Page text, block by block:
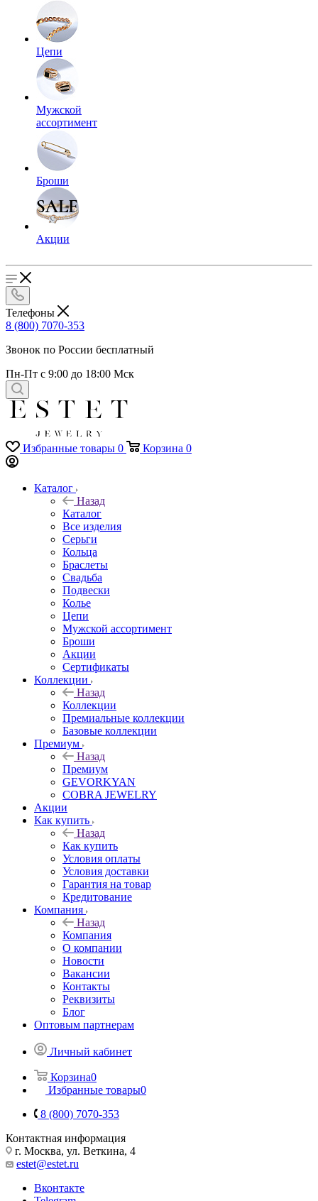
Цепи
Мужской
ассортимент
Броши
Акции
Телефоны
8 (800) 7070-353
Звонок по России бесплатный
Пн-Пт с 9:00 до 18:00 Мск
Избранные товары 0 Корзина 0
Каталог
Назад
Каталог
Все изделия
Серьги
Кольца
Браслеты
Свадьба
Подвески
Колье
Цепи
Мужской ассортимент
Броши
Акции
Сертификаты
Коллекции
Назад
Коллекции
Премиальные коллекции
Базовые коллекции
Премиум
Назад
Премиум
GEVORKYAN
COBRA JEWELRY
Акции
Как купить
Назад
Как купить
Условия оплаты
Условия доставки
Гарантия на товар
Кредитование
Компания
Назад
Компания
О компании
Новости
Вакансии
Контакты
Реквизиты
Блог
Оптовым партнерам
Личный кабинет
Корзина0
Избранные товары0
8 (800) 7070-353
Контактная информация
г. Москва, ул. Веткина, 4
estet@estet.ru
Вконтакте